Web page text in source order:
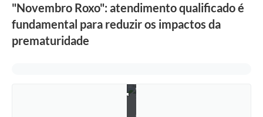
"Novembro Roxo": atendimento qualificado é
fundamental para reduzir os impactos da
prematuridade
o